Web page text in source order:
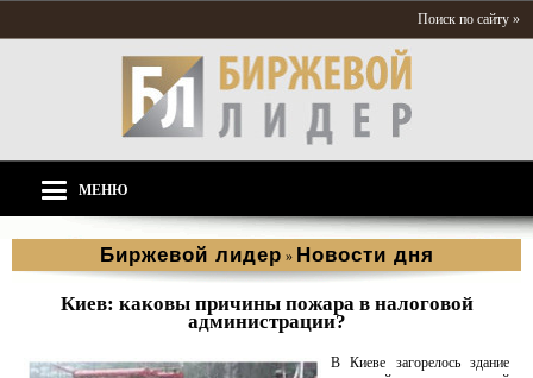
Поиск по сайту »
МЕНЮ
Биржевой лидер » Новости дня
Киев: каковы причины пожара в налоговой
администрации?
В Киеве загорелось здание